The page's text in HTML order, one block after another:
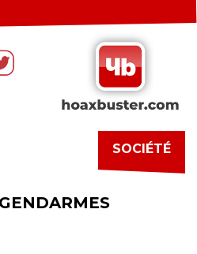
SOCIÉTÉ